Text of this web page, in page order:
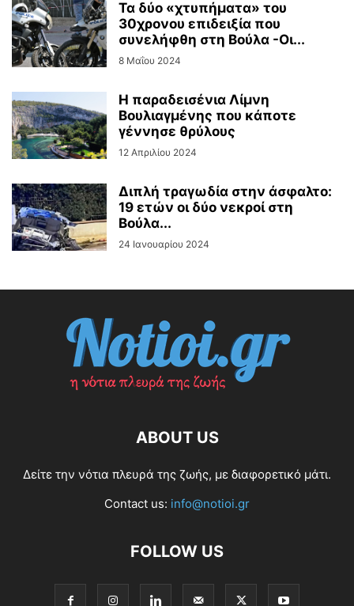
Τα δύο «χτυπήματα» του
30χρονου επιδειξία που
συνελήφθη στη Βούλα -Οι...
8 Μαΐου 2024
Η παραδεισένια Λίμνη
Βουλιαγμένης που κάποτε
γέννησε θρύλους
12 Απριλίου 2024
Διπλή τραγωδία στην άσφαλτο:
19 ετών οι δύο νεκροί στη
Βούλα...
24 Ιανουαρίου 2024
ABOUT US
Δείτε την νότια πλευρά της ζωής, με διαφορετικό μάτι.
Contact us: info@notioi.gr
FOLLOW US